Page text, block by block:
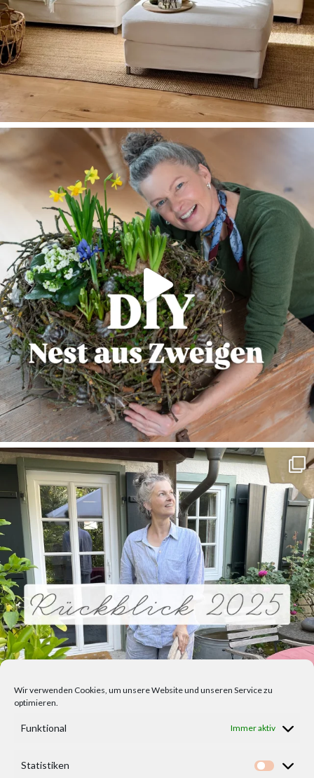
Wir verwenden Cookies, um unsere Website und unseren Service zu
optimieren.
Funktional Immer aktiv
Statistiken